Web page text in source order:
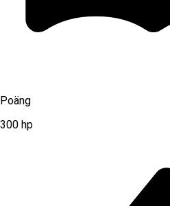
Poäng
300 hp